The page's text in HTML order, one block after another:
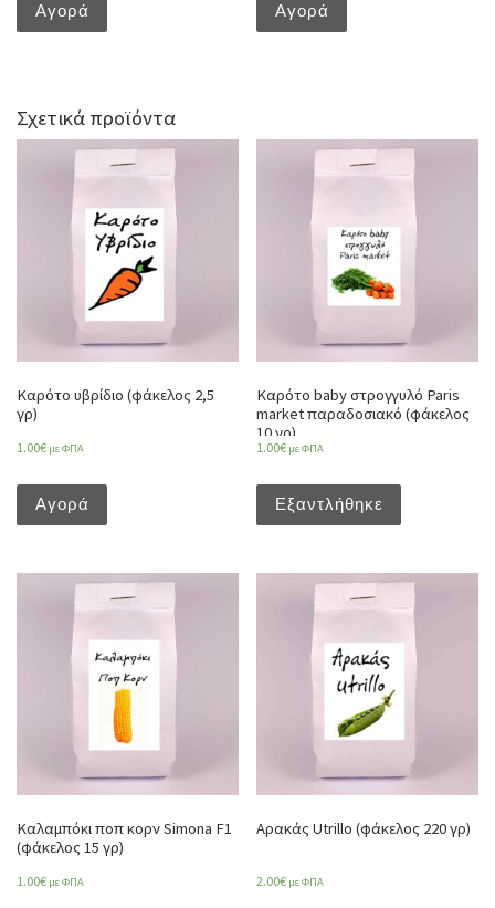
Αγορά Αγορά
Σχετικά προϊόντα
Καρότο υβρίδιο (φάκελος 2,5
γρ)
1.00€ με ΦΠΑ
Αγορά
Καρότο baby στρογγυλό Paris
market παραδοσιακό (φάκελος
10 γρ)
1.00€ με ΦΠΑ
Εξαντλήθηκε
Καλαμπόκι ποπ κορν Simona F1
(φάκελος 15 γρ)
1.00€ με ΦΠΑ
Αρακάς Utrillo (φάκελος 220 γρ)
2.00€ με ΦΠΑ